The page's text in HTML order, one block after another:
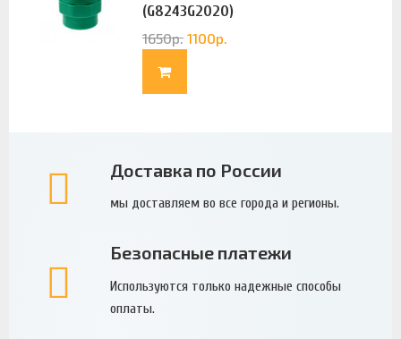
(G8243G2020)
1650р. 1100р.
Доставка по России
мы доставляем во все города и регионы.
Безопасные платежи
Используются только надежные способы
оплаты.